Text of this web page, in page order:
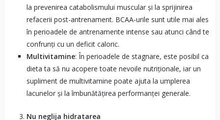
la prevenirea catabolismului muscular și la sprijinirea
refacerii post-antrenament. BCAA-urile sunt utile mai ales
în perioadele de antrenamente intense sau atunci când te
confrunți cu un deficit caloric.
Multivitamine: În perioadele de stagnare, este posibil ca
dieta ta să nu acopere toate nevoile nutriționale, iar un
supliment de multivitamine poate ajuta la umplerea
lacunelor și la îmbunătățirea performanței generale.
Nu neglija hidratarea